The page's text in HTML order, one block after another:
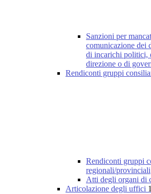
Sanzioni per
comunicazione dei
di incarichi politici,
direzione o di
Rendiconti gruppi
Rendiconti gruppi
regionali/provinciali
Atti degli organi di
Articolazione degli uffici